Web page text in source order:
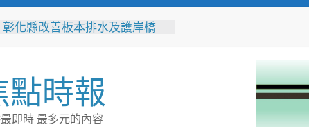
彰化縣改善板本排水及護岸橋
少子化時代的地方解方！彰化市
未婚聯誼6年促成10對佳偶
彰化縣長參選人魏平政率議員團
隊攜手造勢 盼翻轉彰化打造新
點時報
即時 最多元的內容